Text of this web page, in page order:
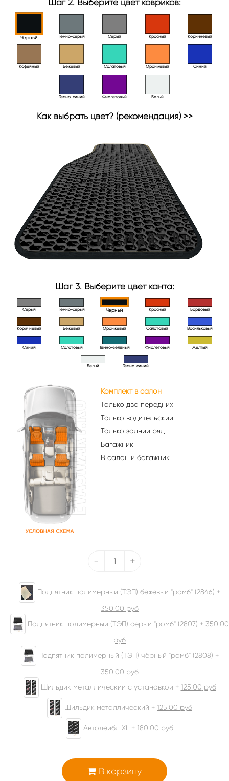
Черный Тёмно-серый Серый Красный Коричневый
Кофейный Бежевый Салатовый Оранжевый Синий
Темно-синий Фиолетовый Белый
Как выбрать цвет? (рекомендация) >>
Шаг 3. Выберите цвет канта:
Серый Темно-серый Черный Красный Бордовый
Коричневый Бежевый Оранжевый Салатовый Васильковый
Синий Салатовый Тёмно-зелёный Фиолетовый Желтый
Белый Тёмно-синий
Комплект в салон
Только два передних
Только водительский
Только задний ряд
Багажник
В салон и багажник
- +
Подпятник полимерный (ТЭП) бежевый "ромб" (2846) +
350.00 руб
Подпятник полимерный (ТЭП) серый "ромб" (2807) + 350.00
руб
Подпятник полимерный (ТЭП) чёрный "ромб" (2808) +
350.00 руб
Шильдик металлический с установкой + 125.00 руб
Шильдик металлический + 125.00 руб
Автолейбл XL + 180.00 руб
В корзину